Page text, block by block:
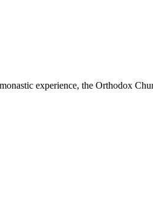
experience, the Orthodox